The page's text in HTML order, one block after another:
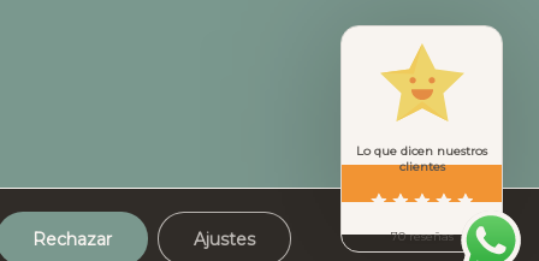
Rechazar Ajustes
Lo que dicen nuestros
clientes
70 reseñas